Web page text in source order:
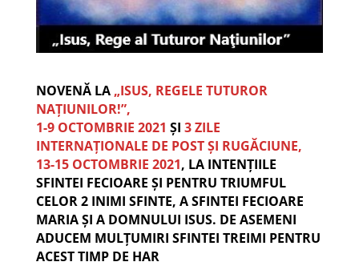
NOVENĂ LA „ISUS, REGELE TUTUROR
NAȚIUNILOR!”,
1-9 OCTOMBRIE 2021 ȘI 3 ZILE
INTERNAȚIONALE DE POST ȘI RUGĂCIUNE,
13-15 OCTOMBRIE 2021, LA INTENȚIILE
SFINTEI FECIOARE ȘI PENTRU TRIUMFUL
CELOR 2 INIMI SFINTE, A SFINTEI FECIOARE
MARIA ȘI A DOMNULUI ISUS. DE ASEMENI
ADUCEM MULȚUMIRI SFINTEI TREIMI PENTRU
ACEST TIMP DE HAR